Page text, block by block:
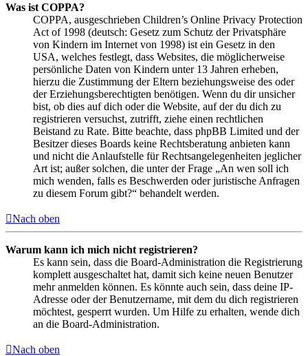
Was ist COPPA?
COPPA, ausgeschrieben Children’s Online Privacy Protection
Act of 1998 (deutsch: Gesetz zum Schutz der Privatsphäre
von Kindern im Internet von 1998) ist ein Gesetz in den
USA, welches festlegt, dass Websites, die möglicherweise
persönliche Daten von Kindern unter 13 Jahren erheben,
hierzu die Zustimmung der Eltern beziehungsweise des oder
der Erziehungsberechtigten benötigen. Wenn du dir unsicher
bist, ob dies auf dich oder die Website, auf der du dich zu
registrieren versuchst, zutrifft, ziehe einen rechtlichen
Beistand zu Rate. Bitte beachte, dass phpBB Limited und der
Besitzer dieses Boards keine Rechtsberatung anbieten kann
und nicht die Anlaufstelle für Rechtsangelegenheiten jeglicher
Art ist; außer solchen, die unter der Frage „An wen soll ich
mich wenden, falls es Beschwerden oder juristische Anfragen
zu diesem Forum gibt?“ behandelt werden.
Nach oben
Warum kann ich mich nicht registrieren?
Es kann sein, dass die Board-Administration die Registrierung
komplett ausgeschaltet hat, damit sich keine neuen Benutzer
mehr anmelden können. Es könnte auch sein, dass deine IP-
Adresse oder der Benutzername, mit dem du dich registrieren
möchtest, gesperrt wurden. Um Hilfe zu erhalten, wende dich
an die Board-Administration.
Nach oben